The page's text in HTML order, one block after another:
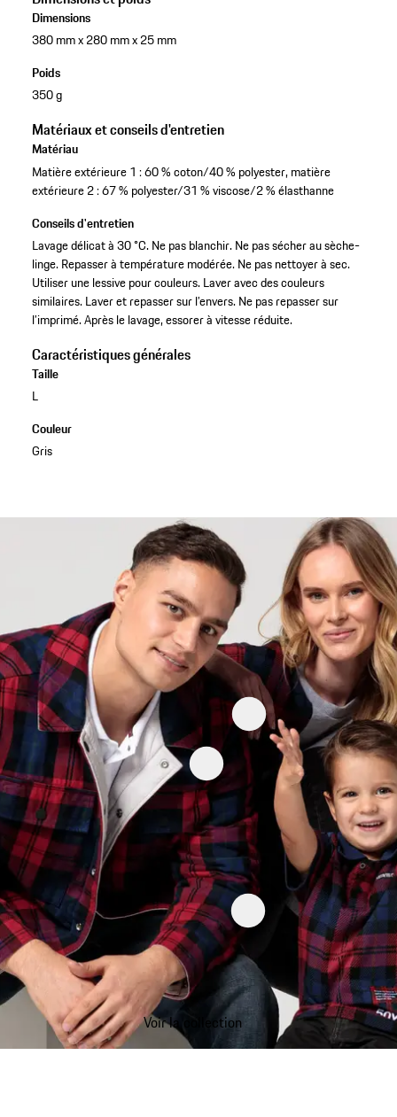
Dimensions
380 mm x 280 mm x 25 mm
Poids
350 g
Matériaux et conseils d'entretien
Matériau
Matière extérieure 1 : 60 % coton/40 % polyester, matière
extérieure 2 : 67 % polyester/31 % viscose/2 % élasthanne
Conseils d'entretien
Lavage délicat à 30 °C. Ne pas blanchir. Ne pas sécher au sèche-
linge. Repasser à température modérée. Ne pas nettoyer à sec.
Utiliser une lessive pour couleurs. Laver avec des couleurs
similaires. Laver et repasser sur l’envers. Ne pas repasser sur
l’imprimé. Après le lavage, essorer à vitesse réduite.
Caractéristiques générales
Taille
L
Couleur
Gris
Voir la collection